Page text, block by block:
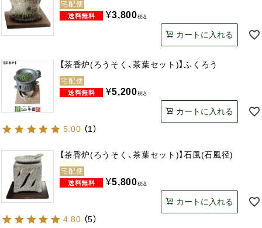
宅配便
¥3,800税込
カートに入れる
【茶香炉(ろうそく、茶葉セット)】ふくろう
宅配便
¥5,200税込
カートに入れる
5.00 （1）
【茶香炉(ろうそく、茶葉セット)】石風(石風径)
宅配便
¥5,800税込
カートに入れる
4.80 （5）